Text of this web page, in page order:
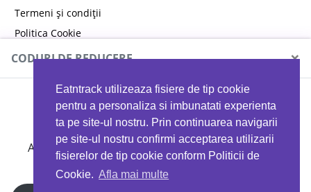
Eatntrack utilizeaza fisiere de tip cookie
pentru a personaliza si imbunatati experienta
ta pe site-ul nostru. Prin continuarea navigarii
pe site-ul nostru confirmi acceptarea utilizarii
fisierelor de tip cookie conform Politicii de
Cookie. Afla mai multe
Termeni și condiții
Politica Cookie
Politica de confidențialitate
CODURI DE REDUCERE ×
MYPROTEIN
Ai 40%reducere la orice comandă folosind codul
EATTRACK